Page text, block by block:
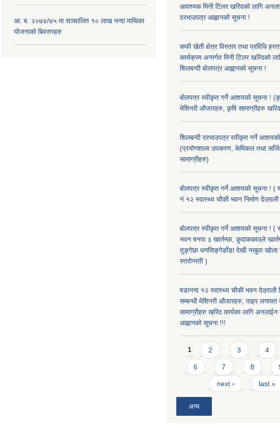
आ. ब. २०७४/७५ मा सञ्चालित १० लाख भन्दा माथिका
योजनाको बिवरणहरु
आवश्यक मिनी टिलर खरिदको लागि
दरभाउपत्र आह्वानको सूचना !
कफी खेती क्षेत्र विस्तार तथा प्रविधि
कार्यक्रम अन्तर्गत मिनी टिलर खरिदको
शिलबन्दी बोलपत्र आह्वानको सूचना !
बोलपत्र स्वीकृत गर्ने आशयको सूचना !
मेशिनरी औजारहरु, कृषि सामाग्रीहरु
शिलबन्दी दरभाउपत्र स्वीकृत गर्ने
(प्रयोगशाला उपकरण, केमिकल तथा
सामाग्रीहरु)
बोलपत्र स्वीकृत गर्ने आशयको सूचना ! (
नं १२ स्वास्थ्य चौकी भवन निर्माण
बोलपत्र स्वीकृत गर्ने आशयको सूचना ! (
भवन षनपा ३ खार्तम्छा, कुदाककाउले
तुङ्गेछा धनसिङ्गेडाँडा देखी नखुवा
स्तरोन्नती )
षडानन्द १२ स्वास्थ्य चौकी भवन देउराली
सम्बन्धी मेशिनरी औजारहरु, पाइप लगायत
सामाग्रीहरु खरिद कार्यका लागि
आह्वानको सूचना !!!
Pages
1 2 3 4
6 7 8
next › last »
अन्य